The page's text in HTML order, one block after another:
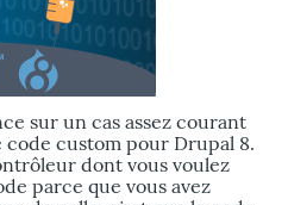
sur un cas assez courant
custom pour Drupal 8.
dont vous voulez
parce que vous avez